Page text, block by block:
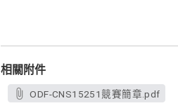
相關附件
ODF-CNS15251競賽簡章.pdf